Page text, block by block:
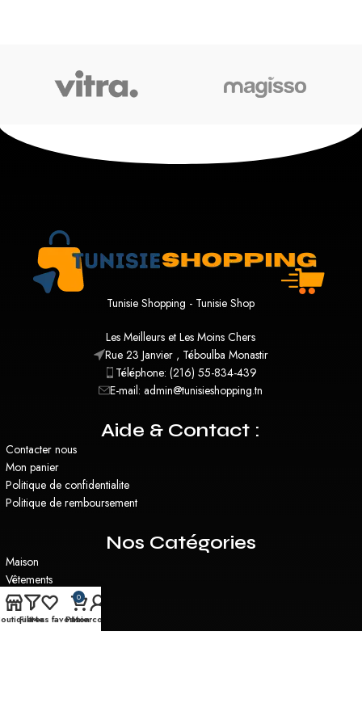
Tunisie Shopping - Tunisie Shop
Les Meilleurs et Les Moins Chers
Rue 23 Janvier , Téboulba Monastir
Téléphone: (216) 55-834-439
E-mail: admin@tunisieshopping.tn
Aide & Contact :
Contacter nous
Mon panier
Politique de confidentialite
Politique de remboursement
Nos Catégories
Maison
Vêtements
Santé & Beauté
Plantes Artificielles
FiltresMes favoris
0
Panier
Mon compte